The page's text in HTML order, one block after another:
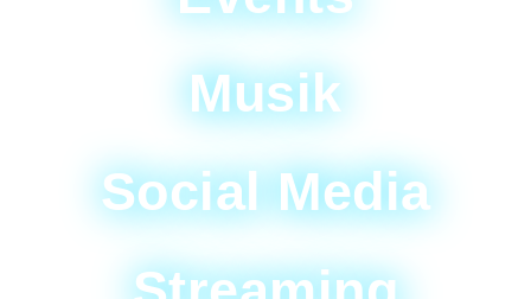
Musik
Social Media